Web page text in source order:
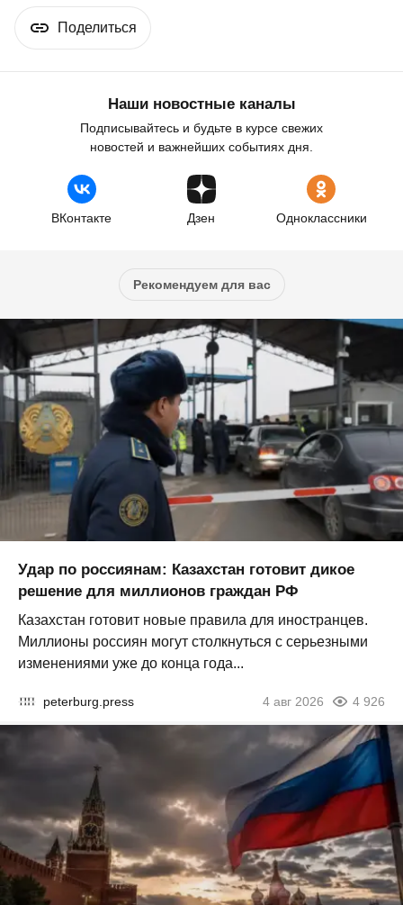
Поделиться
Наши новостные каналы
Подписывайтесь и будьте в курсе свежих
новостей и важнейших событиях дня.
ВКонтакте Дзен Одноклассники
Рекомендуем для вас
Удар по россиянам: Казахстан готовит дикое
решение для миллионов граждан РФ
Казахстан готовит новые правила для иностранцев.
Миллионы россиян могут столкнуться с серьезными
изменениями уже до конца года...
peterburg.press 4 авг 2026 4 926